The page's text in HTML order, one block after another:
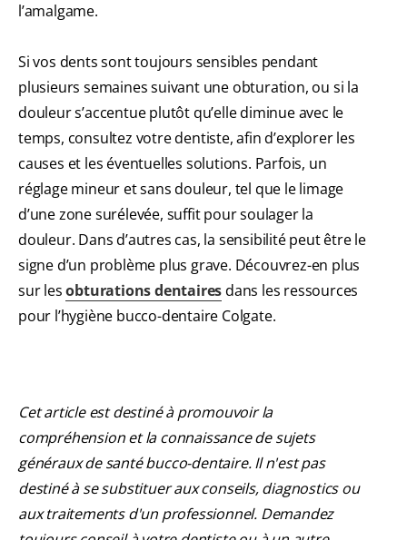
l’amalgame.
Si vos dents sont toujours sensibles pendant
plusieurs semaines suivant une obturation, ou si la
douleur s’accentue plutôt qu’elle diminue avec le
temps, consultez votre dentiste, afin d’explorer les
causes et les éventuelles solutions. Parfois, un
réglage mineur et sans douleur, tel que le limage
d’une zone surélevée, suffit pour soulager la
douleur. Dans d’autres cas, la sensibilité peut être le
signe d’un problème plus grave. Découvrez-en plus
sur lesobturations dentairesdans les ressources
pour l’hygiène bucco-dentaire Colgate.
Cet article est destiné à promouvoir la
compréhension et la connaissance de sujets
généraux de santé bucco-dentaire. Il n'est pas
destiné à se substituer aux conseils, diagnostics ou
aux traitements d'un professionnel. Demandez